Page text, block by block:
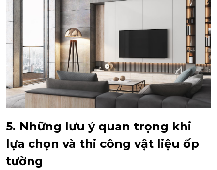
5. Những lưu ý quan trọng khi
lựa chọn và thi công vật liệu ốp
tường